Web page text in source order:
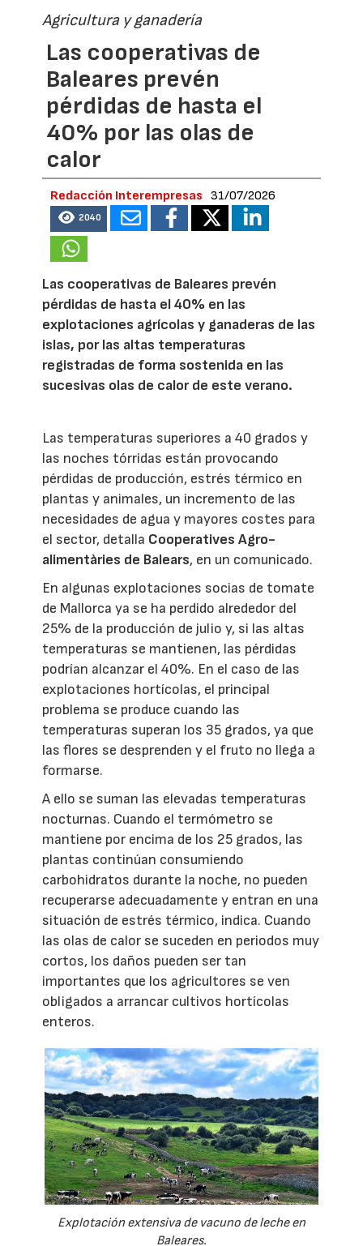
Agricultura y ganadería
Las cooperativas de
Baleares prevén
pérdidas de hasta el
40% por las olas de
calor
Redacción Interempresas 31/07/2026
2040
Las cooperativas de Baleares prevén
pérdidas de hasta el 40% en las
explotaciones agrícolas y ganaderas de las
islas, por las altas temperaturas
registradas de forma sostenida en las
sucesivas olas de calor de este verano.
Las temperaturas superiores a 40 grados y
las noches tórridas están provocando
pérdidas de producción, estrés térmico en
plantas y animales, un incremento de las
necesidades de agua y mayores costes para
el sector, detalla Cooperatives Agro-
alimentàries de Balears, en un comunicado.
En algunas explotaciones socias de tomate
de Mallorca ya se ha perdido alrededor del
25% de la producción de julio y, si las altas
temperaturas se mantienen, las pérdidas
podrían alcanzar el 40%. En el caso de las
explotaciones hortícolas, el principal
problema se produce cuando las
temperaturas superan los 35 grados, ya que
las flores se desprenden y el fruto no llega a
formarse.
A ello se suman las elevadas temperaturas
nocturnas. Cuando el termómetro se
mantiene por encima de los 25 grados, las
plantas continúan consumiendo
carbohidratos durante la noche, no pueden
recuperarse adecuadamente y entran en una
situación de estrés térmico, indica. Cuando
las olas de calor se suceden en periodos muy
cortos, los daños pueden ser tan
importantes que los agricultores se ven
obligados a arrancar cultivos hortícolas
enteros.
Explotación extensiva de vacuno de leche en
Baleares.